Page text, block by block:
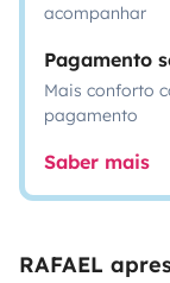
acompanhar
Pagamento
Mais conforto
pagamento
Saber mais
RAFAEL